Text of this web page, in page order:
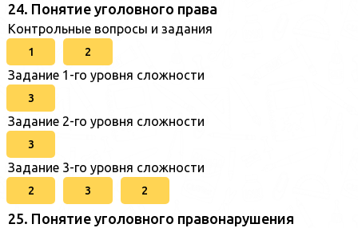
24. Понятие уголовного права
Контрольные вопросы и задания
1 2
Задание 1-го уровня сложности
3
Задание 2-го уровня сложности
3
Задание 3-го уровня сложности
2 3 2
25. Понятие уголовного правонарушения